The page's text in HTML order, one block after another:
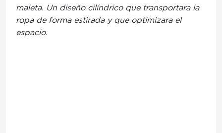
maleta. Un diseño cilíndrico que transportara la
ropa de forma estirada y que optimizara el
espacio.